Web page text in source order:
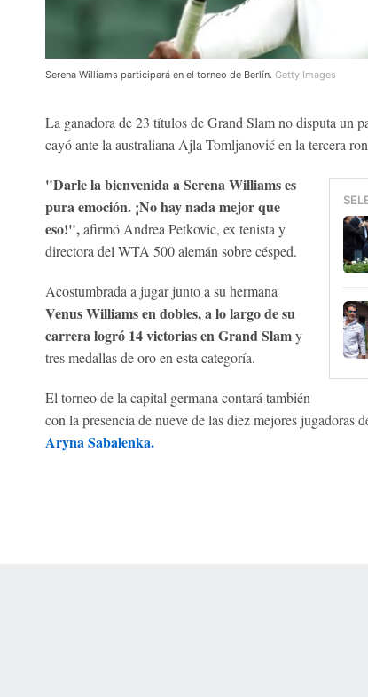
Serena Williams participará en el torneo de Berlín. Getty Images
La ganadora de 23 títulos de Grand Slam no disputa un
cayó ante la australiana Ajla Tomljanović en la tercera
"Darle la bienvenida a Serena Williams es
pura emoción. ¡No hay nada mejor que
eso!",afirmó Andrea Petkovic, ex tenista y
directora del WTA 500 alemán sobre césped.
Acostumbrada a jugar junto a su hermana
Venus Williams en dobles, a lo largo de su
carrera logró 14 victorias en Grand Slamy
tres medallas de oro en esta categoría.
El torneo de la capital germana contará también
con la presencia de nueve de las diez mejores jugadoras
Aryna Sabalenka.